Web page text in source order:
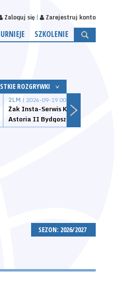
Zaloguj się Zarejestruj konto
SZKOLENIE
ROZGRYWKI
2LM | 2026-09-19 00:00
Żak Insta-Serwis Koszalin
Astoria II Bydgoszcz
SEZON: 2026/2027